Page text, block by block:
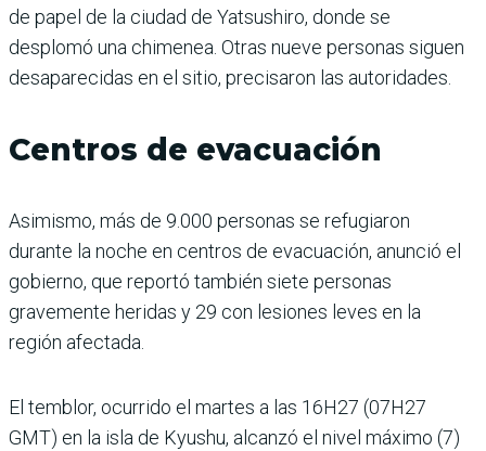
de papel de la ciudad de Yatsushiro, donde se
desplomó una chimenea. Otras nueve personas siguen
desaparecidas en el sitio, precisaron las autoridades.
Centros de evacuación
Asimismo, más de 9.000 personas se refugiaron
durante la noche en centros de evacuación, anunció el
gobierno, que reportó también siete personas
gravemente heridas y 29 con lesiones leves en la
región afectada.
El temblor, ocurrido el martes a las 16H27 (07H27
GMT) en la isla de Kyushu, alcanzó el nivel máximo (7)